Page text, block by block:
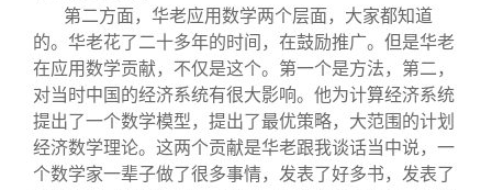
第二方面，华老应用数学两个层面，大家都知道
的。华老花了二十多年的时间，在鼓励推广。但是华老
在应用数学贡献，不仅是这个。第一个是方法，第二，
对当时中国的经济系统有很大影响。他为计算经济系统
提出了一个数学模型，提出了最优策略，大范围的计划
经济数学理论。这两个贡献是华老跟我谈话当中说，一
个数学家一辈子做了很多事情，发表了好多书，发表了